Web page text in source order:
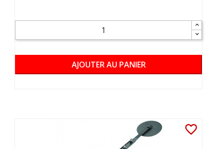
AJOUTER AU PANIER
favorite_border